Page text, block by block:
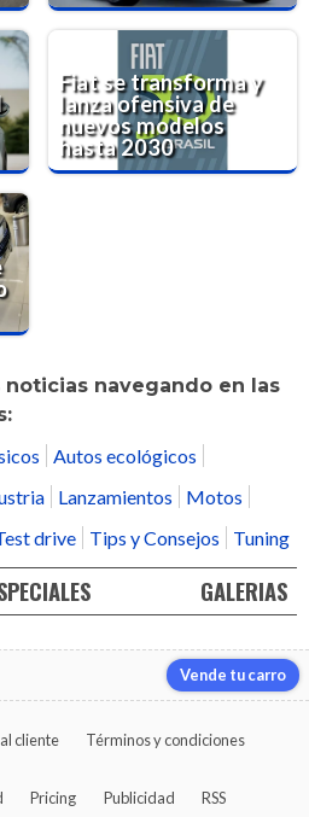
Fiat se transforma y
lanza ofensiva de
nuevos modelos
hasta 2030
noticias navegando en las
Autos ecológicos
Lanzamientos
Motos
drive Tips y Consejos Tuning
GALERIAS
Vende tu carro
cliente Términos y condiciones
Pricing Publicidad RSS